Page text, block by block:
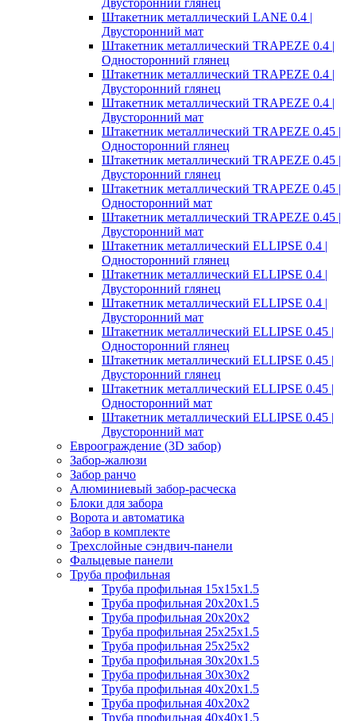
Двусторонний глянец
Штакетник металлический LANE 0.4 |
Двусторонний мат
Штакетник металлический TRAPEZE 0.4 |
Односторонний глянец
Штакетник металлический TRAPEZE 0.4 |
Двусторонний глянец
Штакетник металлический TRAPEZE 0.4 |
Двусторонний мат
Штакетник металлический TRAPEZE 0.45 |
Односторонний глянец
Штакетник металлический TRAPEZE 0.45 |
Двусторонний глянец
Штакетник металлический TRAPEZE 0.45 |
Односторонний мат
Штакетник металлический TRAPEZE 0.45 |
Двусторонний мат
Штакетник металлический ELLIPSE 0.4 |
Односторонний глянец
Штакетник металлический ELLIPSE 0.4 |
Двусторонний глянец
Штакетник металлический ELLIPSE 0.4 |
Двусторонний мат
Штакетник металлический ELLIPSE 0.45 |
Односторонний глянец
Штакетник металлический ELLIPSE 0.45 |
Двусторонний глянец
Штакетник металлический ELLIPSE 0.45 |
Односторонний мат
Штакетник металлический ELLIPSE 0.45 |
Двусторонний мат
Евроограждение (3D забор)
Забор-жалюзи
Забор ранчо
Алюминиевый забор-расческа
Блоки для забора
Ворота и автоматика
Забор в комплекте
Трехслойные сэндвич-панели
Фальцевые панели
Труба профильная
Труба профильная 15х15х1.5
Труба профильная 20х20х1.5
Труба профильная 20х20х2
Труба профильная 25х25х1.5
Труба профильная 25х25х2
Труба профильная 30х20х1.5
Труба профильная 30х30х2
Труба профильная 40х20х1.5
Труба профильная 40х20х2
Труба профильная 40х40х1.5